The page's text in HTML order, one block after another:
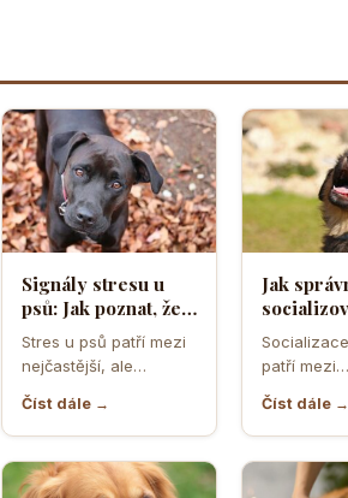
Signály stresu u
psů: Jak poznat, že
se váš čtyřnohý
přítel necítí
komfortně
Stres u psů patří mezi
nejčastější, ale
nejpodceňovanější
problémy každodenní
péče. Může se…
Číst dále →
Jak
aby z něj
klidný pes
patří mezi
prvních
Právě v
se…
Číst dále →